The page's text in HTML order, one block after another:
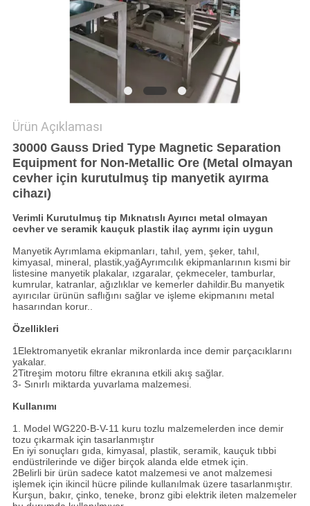
Ürün Açıklaması
30000 Gauss Dried Type Magnetic Separation
Equipment for Non-Metallic Ore (Metal olmayan
cevher için kurutulmuş tip manyetik ayırma
cihazı)
Verimli Kurutulmuş tip Mıknatıslı Ayırıcı metal olmayan
cevher ve seramik kauçuk plastik ilaç ayrımı için uygun
Manyetik Ayrımlama ekipmanları, tahıl, yem, şeker, tahıl,
kimyasal, mineral, plastik,yağAyrımcılık ekipmanlarının kısmi bir
listesine manyetik plakalar, ızgaralar, çekmeceler, tamburlar,
kumrular, katranlar, ağızlıklar ve kemerler dahildir.Bu manyetik
ayırıcılar ürünün saflığını sağlar ve işleme ekipmanını metal
hasarından korur..
Özellikleri
1Elektromanyetik ekranlar mikronlarda ince demir parçacıklarını
yakalar.
2Titreşim motoru filtre ekranına etkili akış sağlar.
3- Sınırlı miktarda yuvarlama malzemesi.
Kullanımı
1. Model WG220-B-V-11 kuru tozlu malzemelerden ince demir
tozu çıkarmak için tasarlanmıştır
En iyi sonuçları gıda, kimyasal, plastik, seramik, kauçuk tıbbi
endüstrilerinde ve diğer birçok alanda elde etmek için.
2Belirli bir ürün sadece katot malzemesi ve anot malzemesi
işlemek için ikincil hücre pilinde kullanılmak üzere tasarlanmıştır.
Kurşun, bakır, çinko, teneke, bronz gibi elektrik ileten malzemeler